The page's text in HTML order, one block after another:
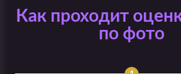
Как проходит
по фото